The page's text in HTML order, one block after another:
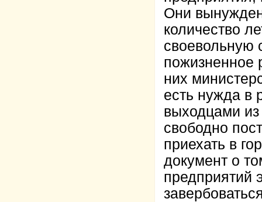
Они
количество
своевольную
пожизненное
них
есть нужда в
выходцами
свободно
приехать в
документ о
предприятий